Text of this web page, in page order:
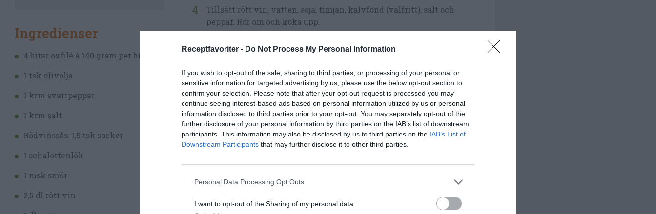
Receptfavoriter - Do Not Process My Personal Information
If you wish to opt-out of the sale, sharing to third parties, or processing of your personal or
sensitive information for targeted advertising by us, please use the below opt-out section to
confirm your selection. Please note that after your opt-out request is processed you may
continue seeing interest-based ads based on personal information utilized by us or personal
information disclosed to third parties prior to your opt-out. You may separately opt-out of the
further disclosure of your personal information by third parties on the IAB’s list of downstream
participants. This information may also be disclosed by us to third parties on the IAB’s List of
Downstream Participants that may further disclose it to other third parties.
Personal Data Processing Opt Outs
I want to opt-out of the Sharing of my personal data.
Ingredienser
4 bitar oxfilé à 140 gram per bit
1 tsk olivolja
1 krm svartpeppar
1 krm salt
Rödvinssås: 1,5 tsk socker
1 schalottenlök
1 msk smör
2,5 dl rött vin
Tillsätt rött vin, vatten, soja, timjan, kalvfond (valfritt), salt och
peppar. Rör om och koka upp.
lagar resten.
Sätt ugnen på 225 grader.
Skala potatis och klyfta den samt lägg i en ugnsform.
Skala kålroten och skär i klyftor eller grova bitar.
Skala morötter och palsternackor samt dela dem på längden samt i ca
5 cm långa stavar.
Blanda rotfrukterna med olja och salt i ugnsformen.
Sätt in i mitten av ugnen i 20 minuter. Ta ut och vänd runt dem och